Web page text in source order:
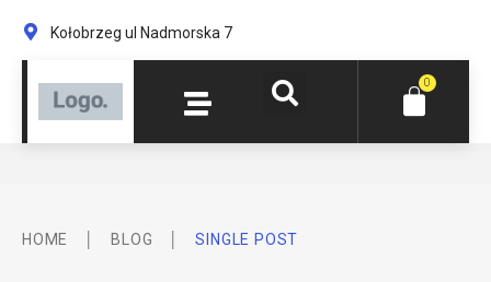
Kołobrzeg ul Nadmorska 7
0
HOME BLOG SINGLE POST